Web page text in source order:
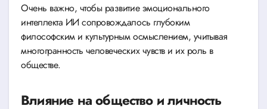
Очень важно, чтобы развитие эмоционального
интеллекта ИИ сопровождалось глубоким
философским и культурным осмыслением, учитывая
многогранность человеческих чувств и их роль в
обществе.
Влияние на общество и личность